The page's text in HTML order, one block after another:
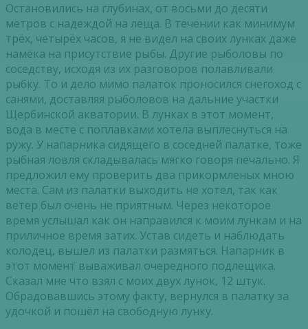
Остановились на глубинах, от восьми до десяти
метров с надеждой на леща. В течении как минимум
трёх, четырёх часов, я не видел на своих лунках даже
намёка на присутствие рыбы. Другие рыболовы по
соседству, исходя из их разговоров полавливали
рыбку. То и дело мимо палаток проносился снегоход с
санями, доставляя рыболовов на дальние участки
Щербинской акватории. В лунках в этот момент,
вода в месте с поплавками хотела выплеснуться на
ружу. У напарника сидящего в соседней палатке, тоже
рыбная ловля складывалась мягко говоря печально. Я
предложил ему проверить два прикормленых мною
места. Сам из палатки выходить не хотел, так как
ветер был очень не приятным. Через некоторое
время услышал как он направился к моим лункам и на
приличное время затих. Устав сидеть и наблюдать
колодец, вышел из палатки размяться. Напарник в
этот момент вываживал очередного подлещика.
Сказал мне что взял с моих двух лунок, 12 штук.
Обрадовавшись этому факту, вернулся в палатку за
удочкой и пошёл на свободную лунку.